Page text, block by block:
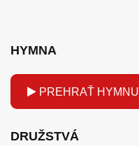
HYMNA
PREHRAŤ HYMNU
DRUŽSTVÁ